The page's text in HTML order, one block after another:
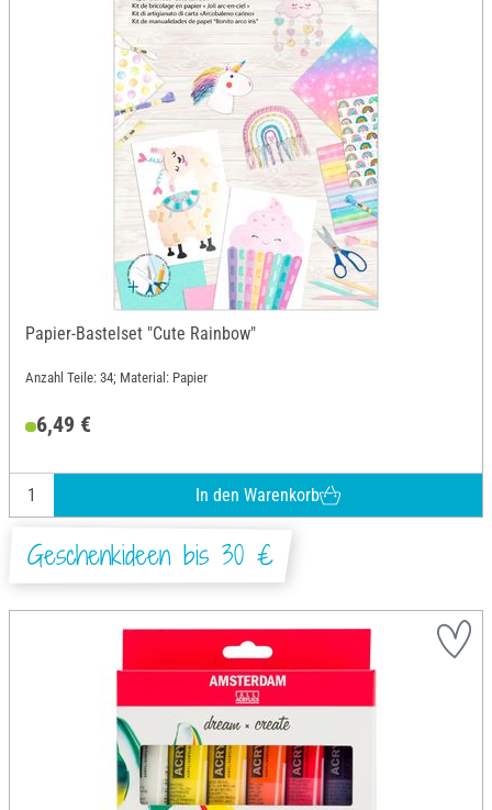
Papier-Bastelset "Cute Rainbow"
Anzahl Teile: 34; Material: Papier
6,49 €
In den Warenkorb
Geschenkideen bis 30 €